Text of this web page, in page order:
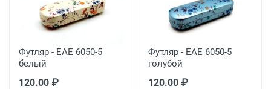
Футляр - EAE 6050-5
белый
120.00 ₽
Футляр - EAE 6050-5
голубой
120.00 ₽